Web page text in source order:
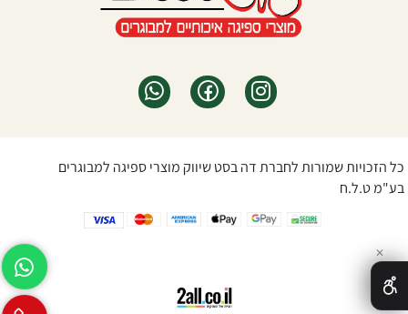
כל הזכויות שמורות לחברת דה בסט שיווק מוצרי ספיגה למבוגרים
בע"מ ט.ל.ח
✕